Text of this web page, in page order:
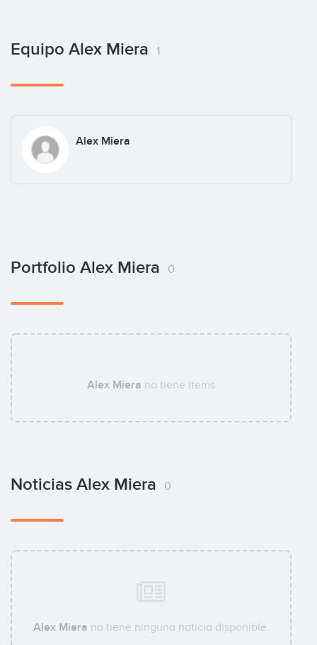
Equipo Alex Miera 1
Alex Miera
Portfolio Alex Miera 0
Alex Miera no tiene items
Noticias Alex Miera 0
Alex Miera no tiene ninguna noticia disponible.